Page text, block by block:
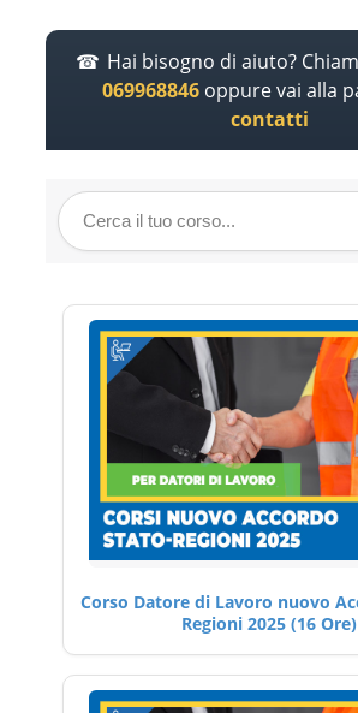
Hai bisogno di aiuto?
069968846 oppure vai alla
contatti
Corso Datore di Lavoro nuovo
Regioni 2025 (16 Ore)